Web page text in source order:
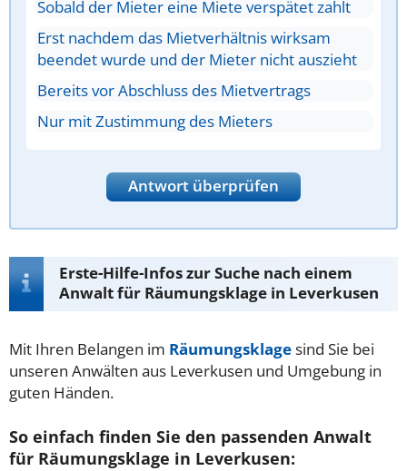
Sobald der Mieter eine Miete verspätet zahlt
Erst nachdem das Mietverhältnis wirksam
beendet wurde und der Mieter nicht auszieht
Bereits vor Abschluss des Mietvertrags
Nur mit Zustimmung des Mieters
Antwort überprüfen
Erste-Hilfe-Infos zur Suche nach einem
Anwalt für Räumungsklage in Leverkusen
Mit Ihren Belangen im Räumungsklagesind Sie bei
unseren Anwälten aus Leverkusen und Umgebung in
guten Händen.
So einfach finden Sie den passenden Anwalt
für Räumungsklage in Leverkusen: